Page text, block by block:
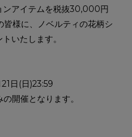
ンアイテムを税抜30,000円
様に、ノベルティの花柄シ
いたします。
日(日)23:59
開催となります。